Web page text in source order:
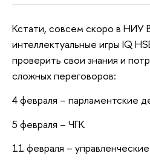
Кстати, совсем скоро в НИУ
интеллектуальные игры IQ
проверить свои знания и
сложных переговоров:
4 февраля – парламентские
5 февраля – ЧГК
11 февраля –